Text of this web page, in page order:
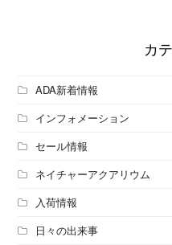
カ
ADA新着情報
インフォメーション
セール情報
ネイチャーアクアリウム
入荷情報
日々の出来事